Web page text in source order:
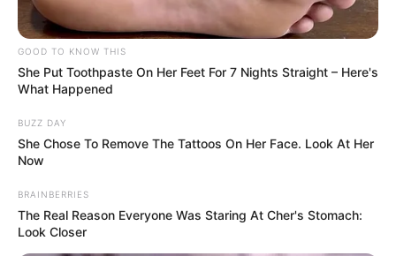
GOOD TO KNOW THIS
She Put Toothpaste On Her Feet For 7 Nights Straight – Here's
What Happened
BUZZ DAY
She Chose To Remove The Tattoos On Her Face. Look At Her
Now
BRAINBERRIES
The Real Reason Everyone Was Staring At Cher's Stomach:
Look Closer